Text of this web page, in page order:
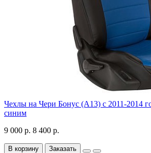
Чехлы на Чери Бонус (A13) c 2011-2014
синим
9 000 р. 8 400 р.
В корзину Заказать